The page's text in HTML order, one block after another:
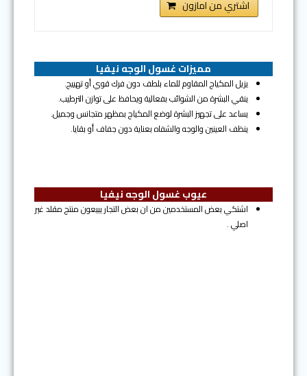
اشتري من امازون
مميزات غسول الوجه نيفيا
يزيل المكياج المقاوم للماء بلطف دون فرك قوي أو تهييج.
ينقي البشرة من الشوائب بفعالية ويحافظ على توازن الترطيب.
يساعد على تجهيز البشرة لوضع المكياج بمظهر متجانس وجميل.
ينظف العينين والوجه والشفاه بعناية دون جفاف أو بقايا.
عيوب غسول الوجه نيفيا
اشتكي بعض المستخدمين من ان بعض التجار يبيعون منتج مقلد غير
اصلي .